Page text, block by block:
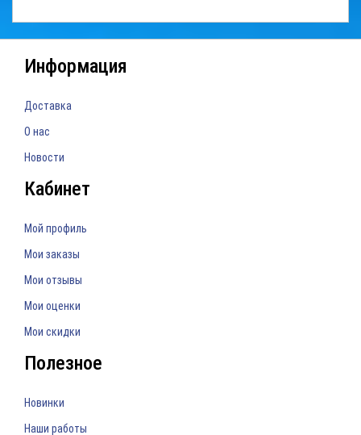
Информация
Доставка
О нас
Новости
Кабинет
Мой профиль
Мои заказы
Мои отзывы
Мои оценки
Мои скидки
Полезное
Новинки
Наши работы